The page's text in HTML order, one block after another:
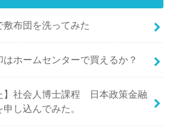
布団を洗ってみた
はホームセンターで買えるか？
】社会人博士課程 日本政策金融
し込んでみた。